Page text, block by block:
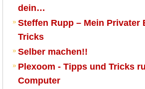
dein…
Steffen Rupp – Mein Privater
Tricks
Selber machen!!
Plexoom - Tipps und Tricks
Computer